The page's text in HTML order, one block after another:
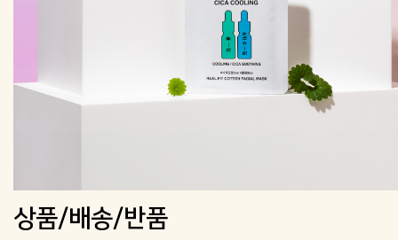
상품/배송/반품